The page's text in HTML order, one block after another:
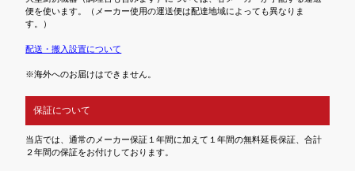
便を使います。（メーカー使用の運送便は配達地域によっても異なりま
す。）
配送・搬入設置について
※海外へのお届けはできません。
保証について
当店では、通常のメーカー保証１年間に加えて１年間の無料延長保証、合計
２年間の保証をお付けしております。